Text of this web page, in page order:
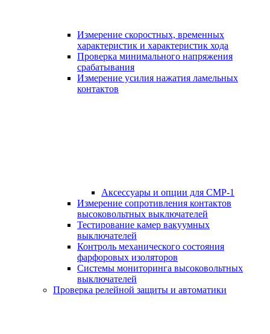
Измерение скоростных, временных
характеристик и характеристик хода
Проверка минимального напряжения
срабатывания
Измерение усилия нажатия ламельных
контактов
Аксессуары и опции для СМР-1
Измерение сопротивления контактов
высоковольтных выключателей
Тестирование камер вакуумных
выключателей
Контроль механического состояния
фарфоровых изоляторов
Системы мониторинга высоковольтных
выключателей
Проверка релейной защиты и автоматики